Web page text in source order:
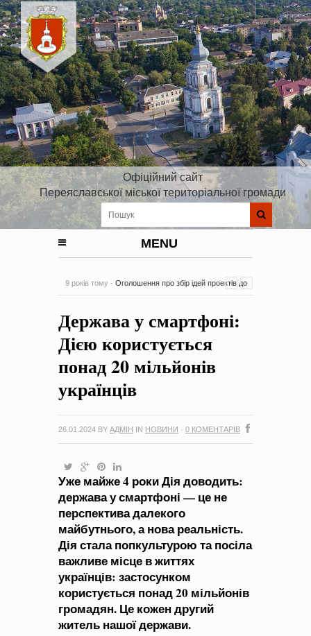
Офіційний сайт
Переяславської міської територіальної громади
MENU
9 років тому - Оголошення про збір ідей проектів до
на період 2018 – 2020 роки Оголошення про збір ідей
проектів
0 Коментарів
Держава у смартфоні:
Дією користується
понад 20 мільйонів
українців
26.01.2024 BY АДМІН IN НОВИНИ · 0 КОМЕНТАРІВ
Уже майже 4 роки Дія доводить:
держава у смартфоні — це не
перспектива далекого
майбутнього, а нова реальність.
Дія стала попкультурою та посіла
важливе місце в життях
українців: застосунком
користується понад 20 мільйонів
громадян. Це кожен другий
житель нашої держави.